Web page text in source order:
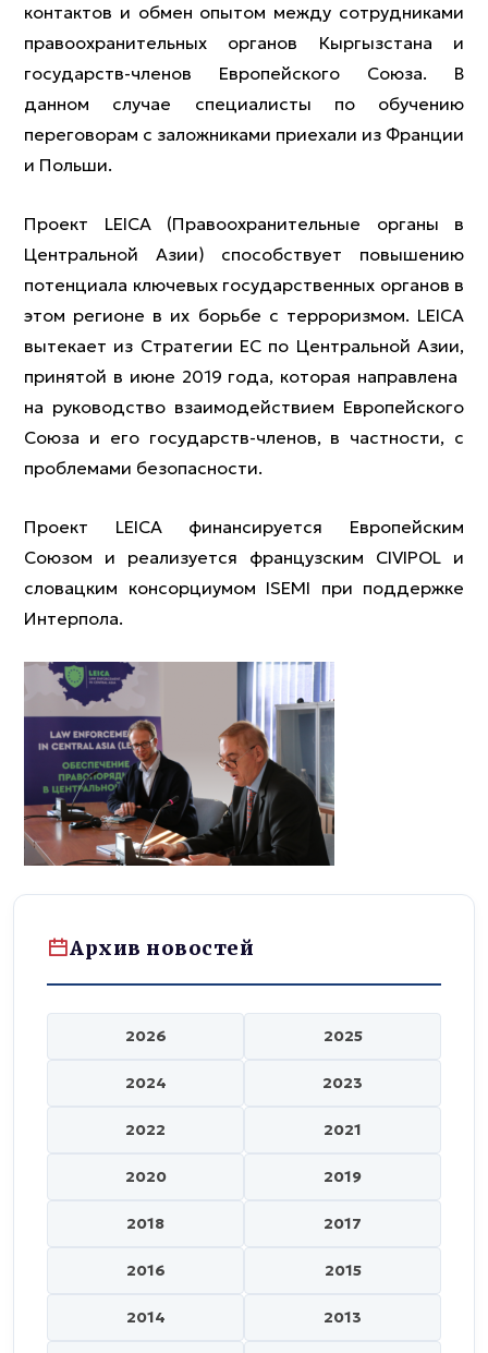
контактов и обмен опытом между сотрудниками
правоохранительных органов Кыргызстана и
государств-членов Европейского Союза. В
данном случае специалисты по обучению
переговорам с заложниками приехали из Франции
и Польши.
Проект LEICA (Правоохранительные органы в
Центральной Азии) способствует повышению
потенциала ключевых государственных органов в
этом регионе в их борьбе с терроризмом. LEICA
вытекает из Стратегии ЕС по Центральной Азии,
принятой в июне 2019 года, которая направлена ​​
на руководство взаимодействием Европейского
Союза и его государств-членов, в частности, с
проблемами безопасности.
Проект LEICA финансируется Европейским
Союзом и реализуется французским CIVIPOL и
словацким консорциумом ISEMI при поддержке
Интерпола.
Архив новостей
2026 2025
2024 2023
2022 2021
2020 2019
2018 2017
2016 2015
2014 2013